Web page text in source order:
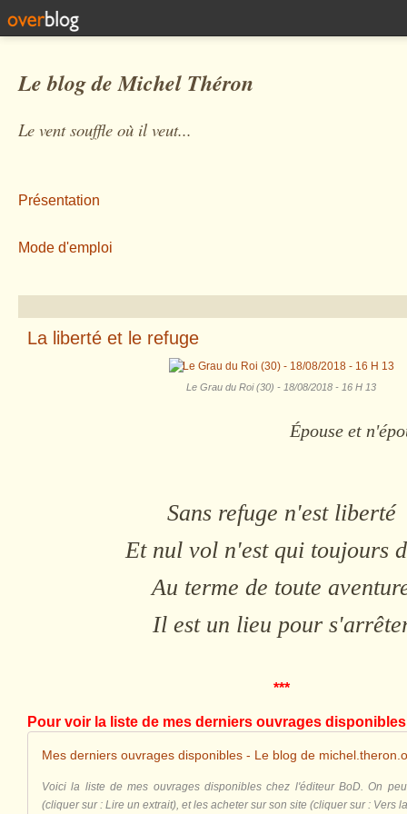
Le blog de Michel Théron
Le vent souffle où il veut...
Présentation
Mode d'emploi
La liberté et le refuge
Le Grau du Roi (30) - 18/08/2018 - 16 H 13
Épouse et
Sans refuge n'est liberté
Et nul vol n'est qui toujours
Au terme de toute
Il est un lieu pour
***
Pour voir la liste de mes derniers ouvrages
Mes derniers ouvrages disponibles - Le blog de
Voici la liste de mes ouvrages disponibles chez l'éditeur BoD. On
(cliquer sur : Lire un extrait), et les acheter sur son site (cliquer sur : Vers